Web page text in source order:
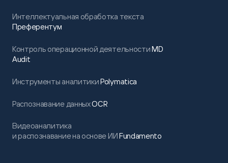
Интеллектуальная обработка текста
Преферентум
Контроль операционной деятельностиMD
Audit
Инструменты аналитикиPolymatica
Распознавание данныхOCR
Видеоаналитика
и распознавание на основе ИИFundamento